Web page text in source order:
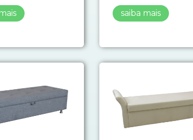
saiba mais